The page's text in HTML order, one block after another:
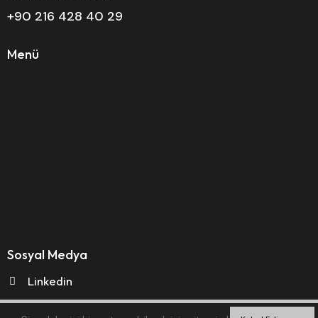
+90 216 428 40 29
Menü
Sosyal Medya
Linkedin
Twitter